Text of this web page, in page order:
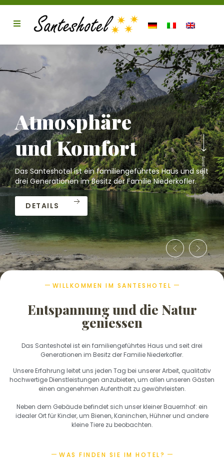
Atmosphäre
und Komfort
Das Santeshotel ist ein familiengeführtes Haus und seit
drei Generationen im Besitz der Familie Niederkofler.
DETAILS
Scroll Down
WILLKOMMEN IM SANTESHOTEL
Entspannung und die Natur
geniessen
Das Santeshotel ist ein familiengeführtes Haus und seit drei
Generationen im Besitz der Familie Niederkofler.
Unsere Erfahrung leitet uns jeden Tag bei unserer Arbeit, qualitativ
hochwertige Dienstleistungen anzubieten, um allen unseren Gästen
einen angenehmen Aufenthalt zu gewährleisten.
Neben dem Gebäude befindet sich unser kleiner Bauernhof: ein
idealer Ort für Kinder, um Bienen, Kaninchen, Hühner und andere
kleine Tiere zu beobachten.
WAS FINDEN SIE IM HOTEL?